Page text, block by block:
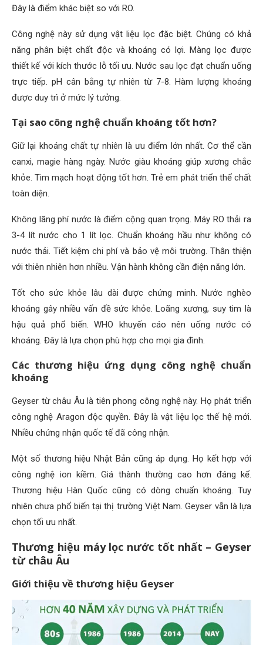
Đây là điểm khác biệt so với RO.
Công nghệ này sử dụng vật liệu lọc đặc biệt. Chúng có khả
năng phân biệt chất độc và khoáng có lợi. Màng lọc được
thiết kế với kích thước lỗ tối ưu. Nước sau lọc đạt chuẩn uống
trực tiếp. pH cân bằng tự nhiên từ 7-8. Hàm lượng khoáng
được duy trì ở mức lý tưởng.
Tại sao công nghệ chuẩn khoáng tốt hơn?
Giữ lại khoáng chất tự nhiên là ưu điểm lớn nhất. Cơ thể cần
canxi, magie hàng ngày. Nước giàu khoáng giúp xương chắc
khỏe. Tim mạch hoạt động tốt hơn. Trẻ em phát triển thể chất
toàn diện.
Không lãng phí nước là điểm cộng quan trọng. Máy RO thải ra
3-4 lít nước cho 1 lít lọc. Chuẩn khoáng hầu như không có
nước thải. Tiết kiệm chi phí và bảo vệ môi trường. Thân thiện
với thiên nhiên hơn nhiều. Vận hành không cần điện năng lớn.
Tốt cho sức khỏe lâu dài được chứng minh. Nước nghèo
khoáng gây nhiều vấn đề sức khỏe. Loãng xương, suy tim là
hậu quả phổ biến. WHO khuyến cáo nên uống nước có
khoáng. Đây là lựa chọn phù hợp cho mọi gia đình.
Các thương hiệu ứng dụng công nghệ chuẩn
khoáng
Geyser từ châu Âu là tiên phong công nghệ này. Họ phát triển
công nghệ Aragon độc quyền. Đây là vật liệu lọc thế hệ mới.
Nhiều chứng nhận quốc tế đã công nhận.
Một số thương hiệu Nhật Bản cũng áp dụng. Họ kết hợp với
công nghệ ion kiềm. Giá thành thường cao hơn đáng kể.
Thương hiệu Hàn Quốc cũng có dòng chuẩn khoáng. Tuy
nhiên chưa phổ biến tại thị trường Việt Nam. Geyser vẫn là lựa
chọn tối ưu nhất.
Thương hiệu máy lọc nước tốt nhất – Geyser
từ châu Âu
Giới thiệu về thương hiệu Geyser